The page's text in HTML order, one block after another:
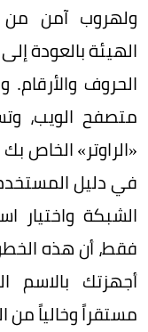
ولهروب آمن من
الهيئة بالعودة
الحروف
متصفح الويب،
«الراوتر» الخاص
في دليل
الشبكة
فقط، أن هذه
أجهزتك بالاسم
مستقراً وخالياً من